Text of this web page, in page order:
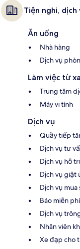
Tiện nghi,
Ăn uống
Nhà hàng
Dịch vụ
Làm việc từ xa
Trung tâm
Máy vi tính
Dịch vụ
Quầy tiếp
Dịch vụ tư
Dịch vụ hỗ
Dịch vụ giặt
Dịch vụ
Báo miễn
Dịch vụ
Nhân viên
Xe đạp cho